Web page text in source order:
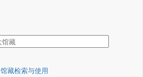
馆藏检索与使用